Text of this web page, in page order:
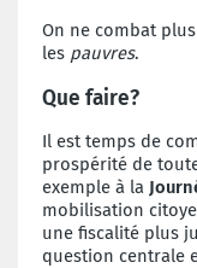
On ne combat
les pauvres.
Que faire?
Il est temps de
prospérité de
exemple à la
mobilisation
une fiscalité plus
question centrale